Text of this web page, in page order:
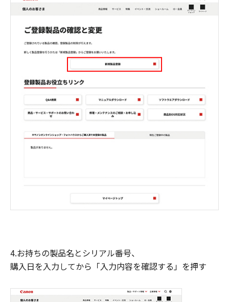
4.お持ちの製品名とシリアル番号、
購入日を入力してから「入力内容を確認する」を押す